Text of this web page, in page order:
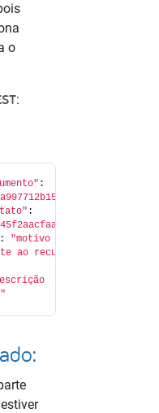
o
:
: "motivo
ao recusar